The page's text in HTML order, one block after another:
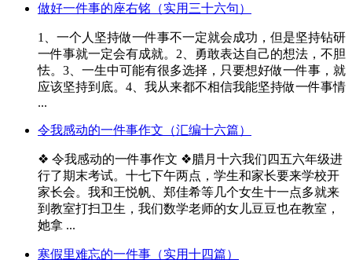
做好一件事的座右铭（实用三十六句）
1、一个人坚持做一件事不一定就会成功，但是坚持钻研
一件事就一定会有成就。2、勇敢表达自己的想法，不胆
怯。3、一生中可能有很多选择，只要想好做一件事，就
应该坚持到底。4、我从来都不相信我能坚持做一件事情
...
令我感动的一件事作文（汇编十六篇）
❖ 令我感动的一件事作文 ❖腊月十六我们四五六年级进
行了期末考试。十七下午两点，学生和家长要来学校开
家长会。我和王悦帆、郑佳希等几个女生十一点多就来
到教室打扫卫生，我们数学老师的女儿豆豆也在教室，
她拿 ...
寒假里难忘的一件事（实用十四篇）